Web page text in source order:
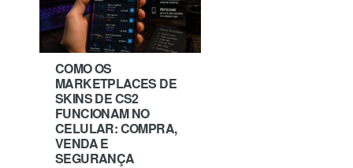
COMO OS
MARKETPLACES DE
SKINS DE CS2
FUNCIONAM NO
CELULAR: COMPRA,
VENDA E
SEGURANÇA